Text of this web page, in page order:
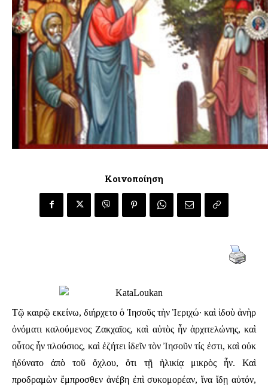
Κοινοποίηση
Τῷ καιρῷ εκείνω, διήρχετο ὁ Ἰησοῦς τὴν Ἱεριχώ· καὶ ἰδοὺ ἀνὴρ
ὀνόματι καλούμενος Ζακχαῖος, καὶ αὐτὸς ἦν ἀρχιτελώνης, καὶ
οὗτος ἦν πλούσιος, καὶ ἐζήτει ἰδεῖν τὸν Ἰησοῦν τίς ἐστι, καὶ οὐκ
ἠδύνατο ἀπὸ τοῦ ὄχλου, ὅτι τῇ ἡλικίᾳ μικρὸς ἦν. Καὶ
προδραμὼν ἔμπροσθεν ἀνέβη ἐπὶ συκομορέαν, ἵνα ἴδῃ αὐτόν,